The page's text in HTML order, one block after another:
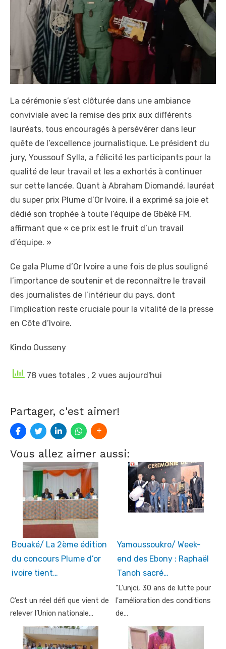
La cérémonie s’est clôturée dans une ambiance
conviviale avec la remise des prix aux différents
lauréats, tous encouragés à persévérer dans leur
quête de l’excellence journalistique. Le président du
jury, Youssouf Sylla, a félicité les participants pour la
qualité de leur travail et les a exhortés à continuer
sur cette lancée. Quant à Abraham Diomandé, lauréat
du super prix Plume d’Or Ivoire, il a exprimé sa joie et
dédié son trophée à toute l’équipe de Gbèkè FM,
affirmant que « ce prix est le fruit d’un travail
d’équipe. »
Ce gala Plume d’Or Ivoire a une fois de plus souligné
l’importance de soutenir et de reconnaître le travail
des journalistes de l’intérieur du pays, dont
l’implication reste cruciale pour la vitalité de la presse
en Côte d’Ivoire.
Kindo Ousseny
78 vues totales , 2 vues aujourd'hui
Partager, c'est aimer!
Vous allez aimer aussi:
Bouaké/ La 2ème édition
du concours Plume d’or
ivoire tient…
C’est un réel défi que vient de
relever l’Union nationale…
Yamoussoukro/ Week-
end des Ebony : Raphaël
Tanoh sacré…
"L'unjci, 30 ans de lutte pour
l'amélioration des conditions
de…